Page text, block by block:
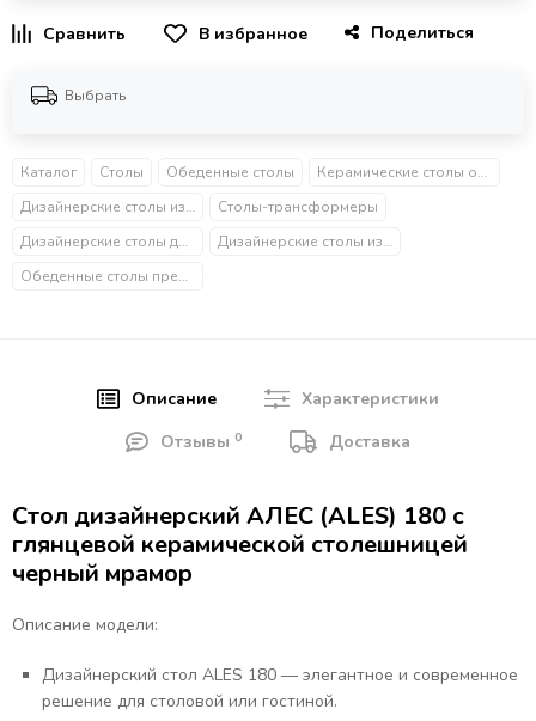
В избранное Поделиться
Выбрать
Каталог Столы Обеденные столы
Керамические столы обеденные
Дизайнерские столы из металла
Столы-трансформеры
Дизайнерские столы для гостиной
Дизайнерские столы из камня
Обеденные столы премиум
Описание
Характеристики
Отзывы 0 Доставка
Стол дизайнерский АЛЕС (ALES) 180 с
глянцевой керамической столешницей
черный мрамор
Описание модели:
Дизайнерский стол ALES 180 — элегантное и современное
решение для столовой или гостиной.